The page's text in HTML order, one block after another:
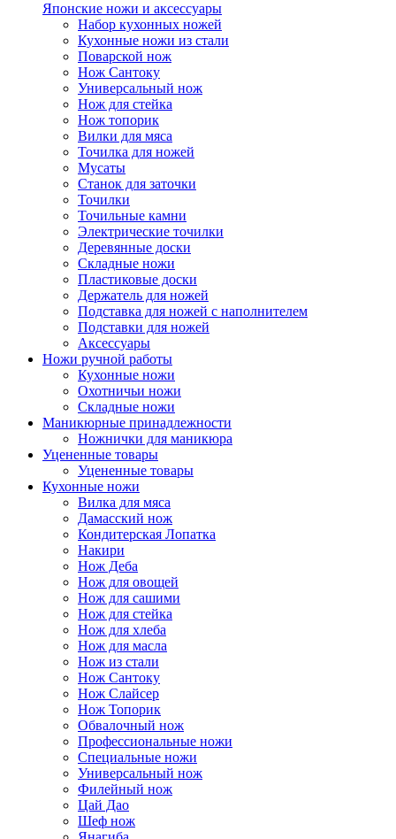
Японские ножи и аксессуары
Набор кухонных ножей
Кухонные ножи из стали
Поварской нож
Нож Сантоку
Универсальный нож
Нож для стейка
Нож топорик
Вилки для мяса
Точилка для ножей
Мусаты
Станок для заточки
Точилки
Точильные камни
Электрические точилки
Деревянные доски
Складные ножи
Пластиковые доски
Держатель для ножей
Подставка для ножей с наполнителем
Подставки для ножей
Аксессуары
Ножи ручной работы
Кухонные ножи
Охотничьи ножи
Складные ножи
Маникюрные принадлежности
Ножнички для маникюра
Уцененные товары
Уцененные товары
Кухонные ножи
Вилка для мяса
Дамасский нож
Кондитерская Лопатка
Накири
Нож Деба
Нож для овощей
Нож для сашими
Нож для стейка
Нож для хлеба
Нож для масла
Нож из стали
Нож Сантоку
Нож Слайсер
Нож Топорик
Обвалочный нож
Профессиональные ножи
Специальные ножи
Универсальный нож
Филейный нож
Цай Дао
Шеф нож